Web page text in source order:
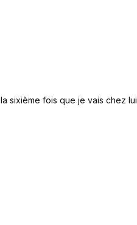
sixième fois que je vais chez lui